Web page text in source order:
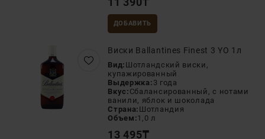
ДОБАВИТЬ
Виски Ballantines Finest 3 YO 1л
Вид: Шотландский виски,
купажированный
Выдержка: 3 года
Вкус: Сбалансированный, с нотами
ванили, яблок и шоколада
Страна: Шотландия
Объем:1,0 л
13 495₸